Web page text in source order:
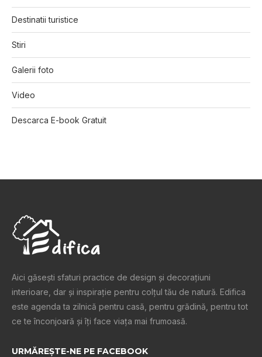
Destinatii turistice
Stiri
Galerii foto
Video
Descarca E-book Gratuit
Aici găsești sfaturi practice de design şi decoraţiuni
interioare, dar și inspiraţie pentru colţul tău de natură. Edifica
este agenda ta zilnică pentru casă, pentru grădină, pentru tot
ce te înconjoară şi îţi face viaţa mai frumoasă.
URMĂREȘTE-NE PE FACEBOOK